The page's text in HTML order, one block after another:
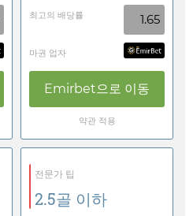
최고의 배당률 1.65
마권 업자
Emirbet으로 이동
약관 적용
전문가 팁
2.5골 이하